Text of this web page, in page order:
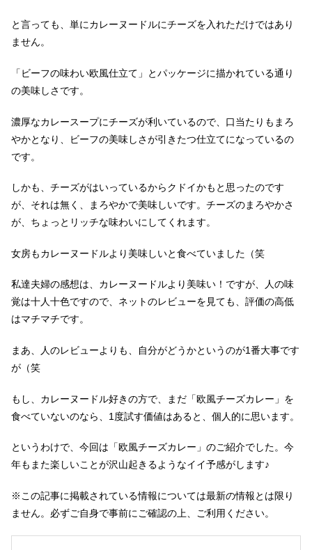
と言っても、単にカレーヌードルにチーズを入れただけではあり
ません。
「ビーフの味わい欧風仕立て」とパッケージに描かれている通り
の美味しさです。
濃厚なカレースープにチーズが利いているので、口当たりもまろ
やかとなり、ビーフの美味しさが引きたつ仕立てになっているの
です。
しかも、チーズがはいっているからクドイかもと思ったのです
が、それは無く、まろやかで美味しいです。チーズのまろやかさ
が、ちょっとリッチな味わいにしてくれます。
女房もカレーヌードルより美味しいと食べていました（笑
私達夫婦の感想は、カレーヌードルより美味い！ですが、人の味
覚は十人十色ですので、ネットのレビューを見ても、評価の高低
はマチマチです。
まあ、人のレビューよりも、自分がどうかというのが1番大事です
が（笑
もし、カレーヌードル好きの方で、まだ「欧風チーズカレー」を
食べていないのなら、1度試す価値はあると、個人的に思います。
というわけで、今回は「欧風チーズカレー」のご紹介でした。今
年もまた楽しいことが沢山起きるようなイイ予感がします♪
※この記事に掲載されている情報については最新の情報とは限り
ません。必ずご自身で事前にご確認の上、ご利用ください。